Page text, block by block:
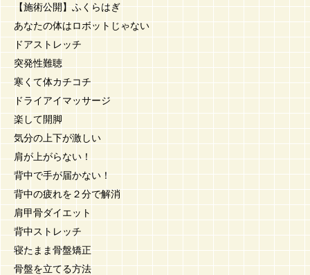
【施術公開】ふくらはぎ
あなたの体はロボットじゃない
ドアストレッチ
突発性難聴
寒くて体カチコチ
ドライアイマッサージ
楽して開脚
気分の上下が激しい
肩が上がらない！
背中で手が届かない！
背中の疲れを２分で解消
肩甲骨ダイエット
背中ストレッチ
寝たまま骨盤矯正
骨盤を立てる方法